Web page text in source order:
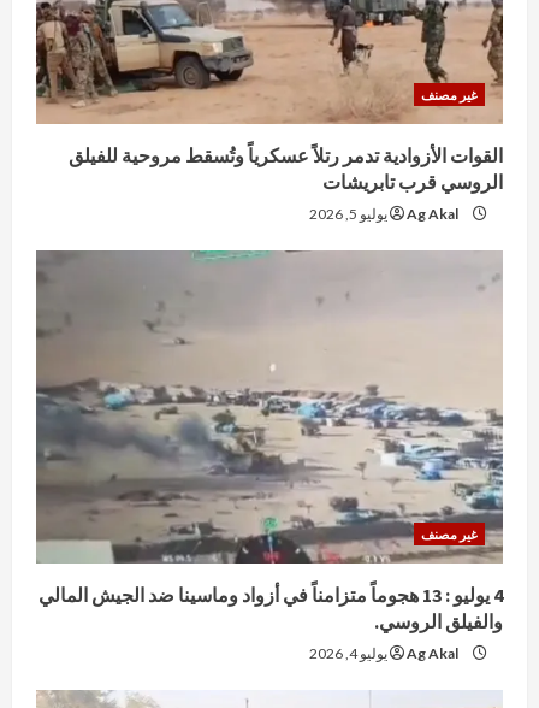
غير مصنف
القوات الأزوادية تدمر رتلاً عسكرياً وتُسقط مروحية للفيلق
الروسي قرب تابريشات
Ag Akal يوليو 5, 2026
غير مصنف
4 يوليو : 13 هجوماً متزامناً في أزواد وماسينا ضد الجيش المالي
والفيلق الروسي.
Ag Akal يوليو 4, 2026